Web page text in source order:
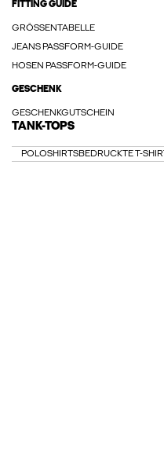
FITTING GUIDE
GRÖSSENTABELLE
JEANS PASSFORM-GUIDE
HOSEN PASSFORM-GUIDE
GESCHENK
GESCHENKGUTSCHEIN
TANK-TOPS
POLOSHIRTSBEDRUCKTE T-